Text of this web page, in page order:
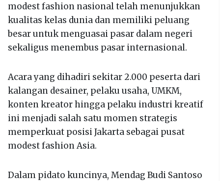
modest fashion nasional telah menunjukkan
kualitas kelas dunia dan memiliki peluang
besar untuk menguasai pasar dalam negeri
sekaligus menembus pasar internasional.
Acara yang dihadiri sekitar 2.000 peserta dari
kalangan desainer, pelaku usaha, UMKM,
konten kreator hingga pelaku industri kreatif
ini menjadi salah satu momen strategis
memperkuat posisi Jakarta sebagai pusat
modest fashion Asia.
Dalam pidato kuncinya, Mendag Budi Santoso